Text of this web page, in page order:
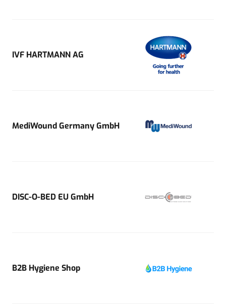
IVF HARTMANN AG
MediWound Germany GmbH
DISC-O-BED EU GmbH
B2B Hygiene Shop